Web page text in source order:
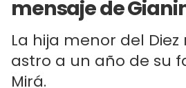
mensaje de
La hija menor del
astro a un año de su
Mirá.